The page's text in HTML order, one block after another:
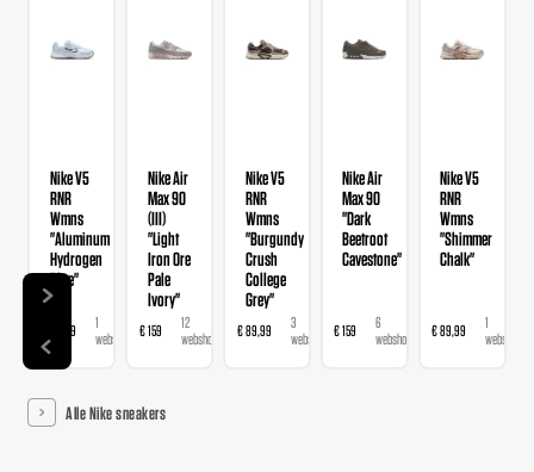
Nike V5
RNR
Wmns
"Aluminum
Hydrogen
Blue"
€ 89,99
1
webshop
Nike Air
Max 90
(III)
"Light
Iron Ore
Pale
Ivory"
€ 159
12
webshops
Nike V5
RNR
Wmns
"Burgundy
Crush
College
Grey"
€ 89,99
3
webshops
Nike Air
Max 90
"Dark
Beetroot
Cavestone"
€ 159
6
webshops
Nike V5
RNR
Wmns
"Shimmer
Chalk"
€ 89,99
1
webshop
Alle Nike sneakers